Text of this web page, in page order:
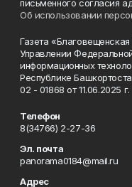
письменного согласия
Об использовании
Газета
Управлении
информационных
Республике
02 - 01868 от 11.06.2025 г.
Телефон
8(34766) 2-27-36
Эл. почта
panorama0184@mail.ru
Адрес